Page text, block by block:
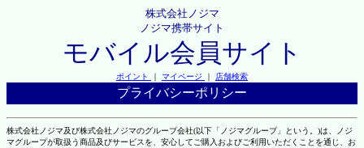
株式会社ノジマ
ノジマ携帯サイト
モバイル会員サイト
ポイント ｜ マイページ ｜ 店舗検索
プライバシーポリシー
株式会社ノジマ及び株式会社ノジマのグループ会社(以下「ノジマグループ」という。)は、ノジ
マグループが取扱う商品及びサービスを、安心してご購入およびご利用いただくことを通じ、お